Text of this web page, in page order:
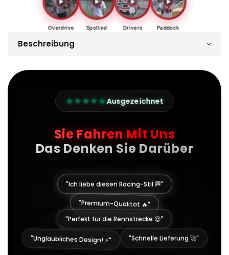
Overdrive Spotted Drivers Paddock
Beschreibung
★★★★★Ausgezeichnet
Sie Fahren Mit Uns
Das Denken Sie Darüber
"Ich liebe diesen Racing-Stil 🏁"
"Premium-Qualität 🔥"
"Perfekt für die Rennstrecke 😍"
"Unglaubliches Design! ⚡" "Schnelle Lieferung 🚀"